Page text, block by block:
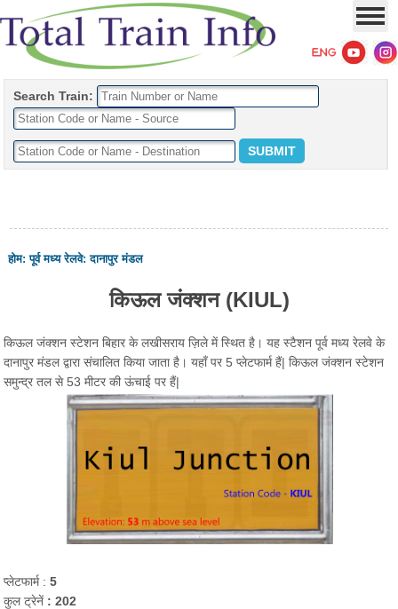
Search Train:
होम:पूर्व मध्य रेलवे:दानापुर मंडल
किऊल जंक्शन (KIUL)
किऊल जंक्शन स्टेशन बिहार के लखीसराय ज़िले में स्थित है। यह स्टैशन पूर्व मध्य रेलवे के
दानापुर मंडल द्वारा संचालित किया जाता है। यहाँ पर 5 प्लेटफार्म हैं| किऊल जंक्शन स्टेशन
समुन्द्र तल से 53 मीटर की ऊंचाई पर हैं|
प्लेटफार्म :5
कुल ट्रेनें : 202